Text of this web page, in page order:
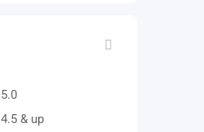
5.0
4.5 & up